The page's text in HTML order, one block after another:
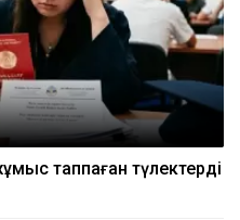
таппаған түлектерді